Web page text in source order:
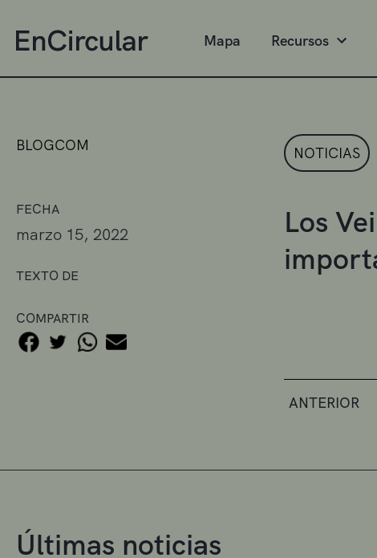
Mapa Recursos
BLOGCOM
FECHA
marzo 15, 2022
TEXTO DE
COMPARTIR
NOTICIAS
Los
ANTERIOR
Últimas noticias